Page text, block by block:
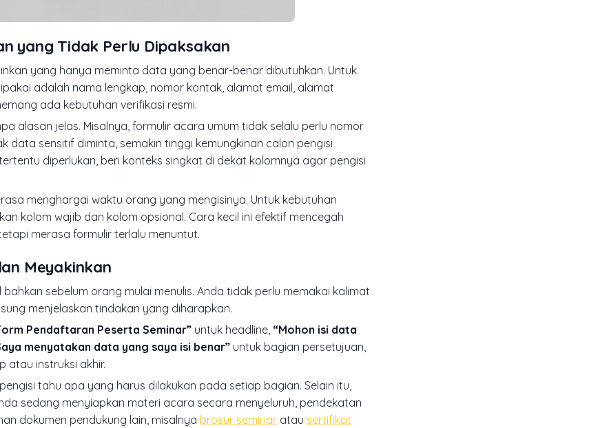
yang Tidak Perlu Dipaksakan
yang hanya meminta data yang benar-benar dibutuhkan. Untuk
adalah nama lengkap, nomor kontak, alamat email, alamat
ada kebutuhan verifikasi resmi.
alasan jelas. Misalnya, formulir acara umum tidak selalu perlu nomor
data sensitif diminta, semakin tinggi kemungkinan calon pengisi
diperlukan, beri konteks singkat di dekat kolomnya agar pengisi
menghargai waktu orang yang mengisinya. Untuk kebutuhan
kolom wajib dan kolom opsional. Cara kecil ini efektif mencegah
merasa formulir terlalu menuntut.
Meyakinkan
sebelum orang mulai menulis. Anda tidak perlu memakai kalimat
menjelaskan tindakan yang diharapkan.
Pendaftaran Peserta Seminar” untuk headline, “Mohon isi data
menyatakan data yang saya isi benar” untuk bagian persetujuan,
atau instruksi akhir.
tahu apa yang harus dilakukan pada setiap bagian. Selain itu,
sedang menyiapkan materi acara secara menyeluruh, pendekatan
dokumen pendukung lain, misalnya brosur seminar atau sertifikat